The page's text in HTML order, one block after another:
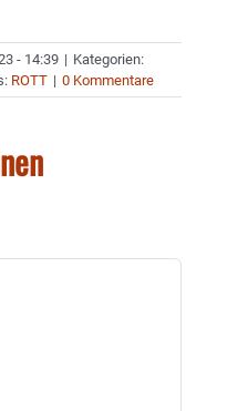
- 14:39 | Kategorien:
ROTT | 0 Kommentare